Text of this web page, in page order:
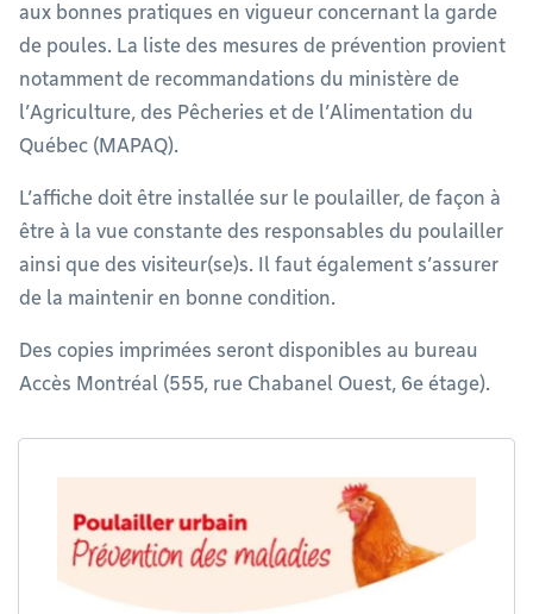
aux bonnes pratiques en vigueur concernant la garde
de poules. La liste des mesures de prévention provient
notamment de recommandations du ministère de
l’Agriculture, des Pêcheries et de l’Alimentation du
Québec (MAPAQ).
L’affiche doit être installée sur le poulailler, de façon à
être à la vue constante des responsables du poulailler
ainsi que des visiteur(se)s. Il faut également s’assurer
de la maintenir en bonne condition.
Des copies imprimées seront disponibles au bureau
Accès Montréal (555, rue Chabanel Ouest, 6e étage).